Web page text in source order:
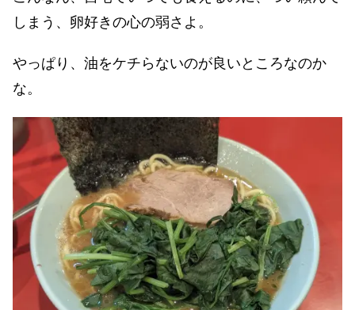
しまう、卵好きの心の弱さよ。
やっぱり、油をケチらないのが良いところなのか
な。